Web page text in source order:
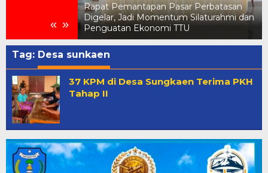
« »
Silaturahmi dan
Pertamina Edukasi Penggunaan LPG
Aman di Jambore Daerah Pramuka X
NTT 2026
Tag: Desa sunkaen
37 KPM di Desa Sungkaen Terima PKH
Tahap II